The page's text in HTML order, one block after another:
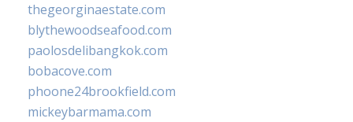
thegeorginaestate.com
blythewoodseafood.com
paolosdelibangkok.com
bobacove.com
phoone24brookfield.com
mickeybarmama.com